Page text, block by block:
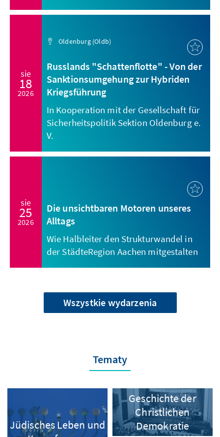
sie
18
2026
Oldenburg (Oldb)
Russlands "Schattenflotte" - Von der
Sanktionsumgehung zur Hybriden
Kriegsführung
In Kooperation mit der Gesellschaft für
Sicherheitspolitik Sektion Oldenburg e.
V.
sie
25
2026
Die unsichtbaren Motoren unseres
Alltags
Wie Halbleiter den Strukturwandel in
der StädteRegion Aachen mitgestalten
Wszystkie wydarzenia
Tematy
Jüdisches Leben und
Geschichte der
Christlichen
Demokratie